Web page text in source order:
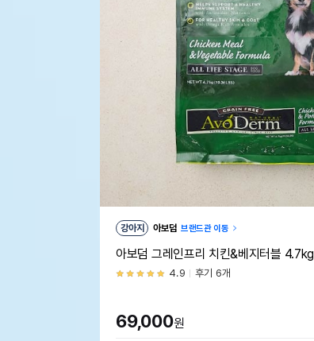
강아지 아보덤 브랜드관 이동
아보덤 그레인프리 치킨&베지터블 4.7kg
4.9 후기 6개
69,000원